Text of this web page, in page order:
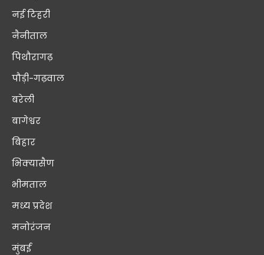
नई टिहरी
नैनीताल
पिथौरागढ़
पौड़ी-गढ़वाल
बरेली
बागेश्वर
बिहार
भिक्यासैण
भीमताल
मध्य प्रदेश
मनोरंजन
मुंबई